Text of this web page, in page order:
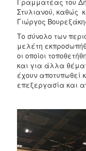
Στυλιανού, καθώς
Γιώργος
Το σύνολο των
μελέτη
οι οποίοι
και για άλλα
έχουν αποτυπωθεί
επεξεργασία και